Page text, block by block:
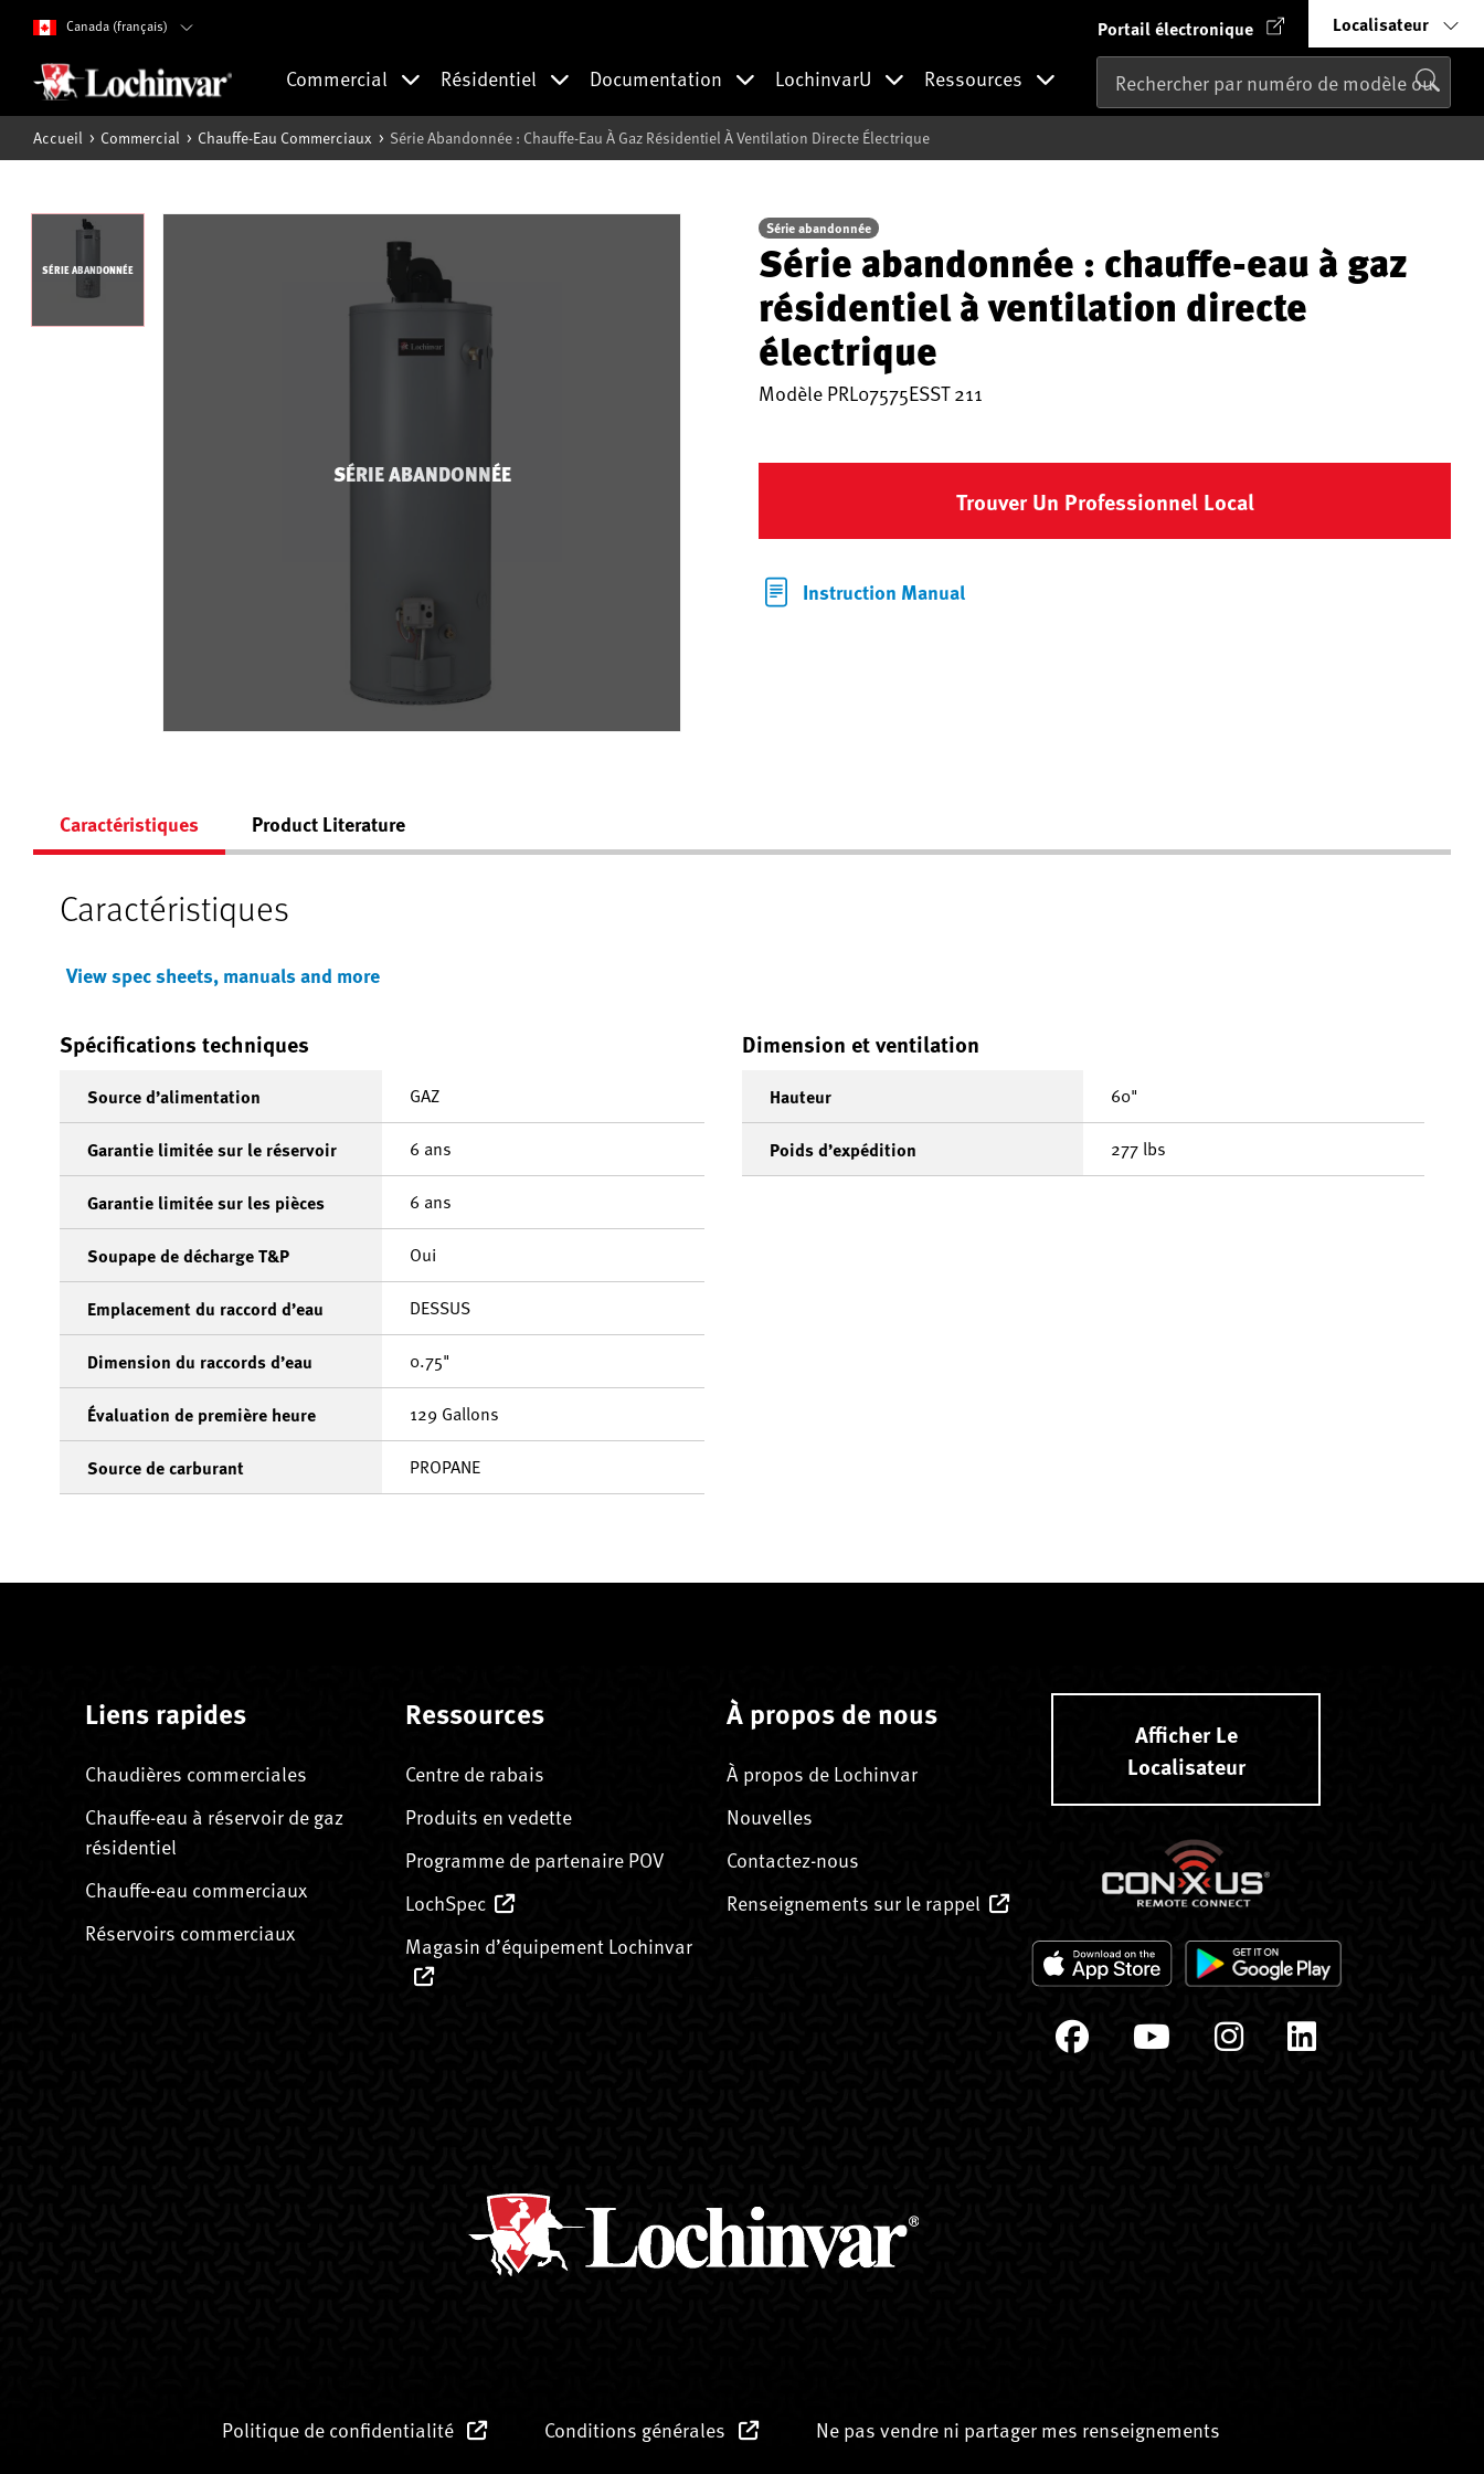
Canada (français) Portail électronique Localisateur
Commercial Résidentiel Documentation LochinvarU Ressources
Accueil Commercial Chauffe-Eau Commerciaux Série Abandonnée : Chauffe-Eau À Gaz Résidentiel À Ventilation Directe Électrique
SÉRIE ABANDONNÉE
SÉRIE ABANDONNÉE
Série abandonnée
Série abandonnée : chauffe-eau à gaz
résidentiel à ventilation directe
électrique
ModèlePRL07575ESST 211
Trouver Un Professionnel Local
Instruction Manual
Caractéristiques Product Literature
Caractéristiques
View spec sheets, manuals and more
Spécifications techniques
Source d’alimentation GAZ
Garantie limitée sur le réservoir 6 ans
Garantie limitée sur les pièces 6 ans
Soupape de décharge T&P Oui
Emplacement du raccord d’eau DESSUS
Dimension du raccords d’eau 0.75"
Évaluation de première heure 129 Gallons
Source de carburant PROPANE
Dimension et ventilation
Hauteur 60"
Poids d’expédition 277 lbs
Liens rapides
Chaudières commerciales
Chauffe-eau à réservoir de gaz
résidentiel
Chauffe-eau commerciaux
Réservoirs commerciaux
Ressources
Centre de rabais
Produits en vedette
Programme de partenaire POV
LochSpec
Magasin d’équipement Lochinvar
À propos de nous
À propos de Lochinvar
Nouvelles
Contactez-nous
Renseignements sur le rappel
Afficher Le
Localisateur
Politique de confidentialité Conditions générales
Ne pas vendre ni partager mes renseignements